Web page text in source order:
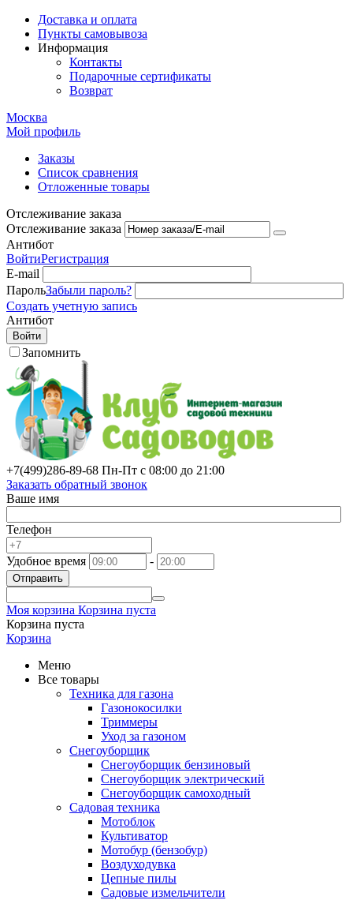
Доставка и оплата
Пункты самовывоза
Информация
Контакты
Подарочные сертификаты
Возврат
Москва
Мой профиль
Заказы
Список сравнения
Отложенные товары
Отслеживание заказа
Отслеживание заказа
Антибот
ВойтиРегистрация
E-mail
ПарольЗабыли пароль?
Создать учетную запись
Антибот
Войти
Запомнить
+7(499)286-89-68 Пн-Пт с 08:00 до 21:00
Заказать обратный звонок
Ваше имя
Телефон
Удобное время -
Отправить
Моя корзина Корзина пуста
Корзина пуста
Корзина
Меню
Все товары
Техника для газона
Газонокосилки
Триммеры
Уход за газоном
Снегоуборщик
Снегоуборщик бензиновый
Снегоуборщик электрический
Снегоуборщик самоходный
Садовая техника
Мотоблок
Культиватор
Мотобур (бензобур)
Воздуходувка
Цепные пилы
Садовые измельчители